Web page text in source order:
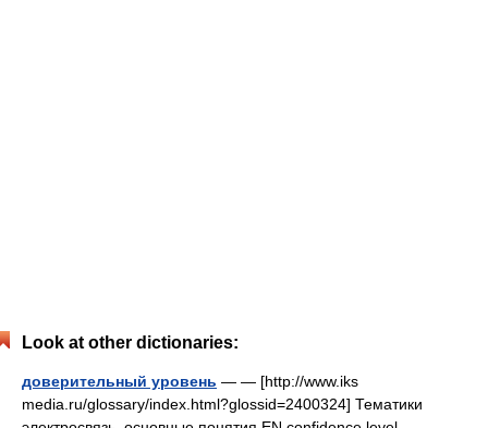
Look at other dictionaries:
доверительный уровень — — [http://www.iks
media.ru/glossary/index.html?glossid=2400324] Тематики